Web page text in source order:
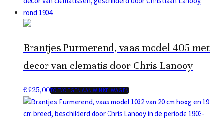
Brantjes Purmerend, vaas model 405 met
decor van clematis door Chris Lanooy
€925,00TOEVOEGEN AAN WINKELWAGEN